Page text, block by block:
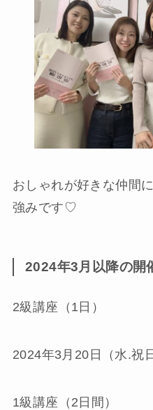
おしゃれが好きな仲間
強みです♡
2024年3月以降の開
2級講座（1日）
2024年3月20日（水.祝
1級講座（2日間）